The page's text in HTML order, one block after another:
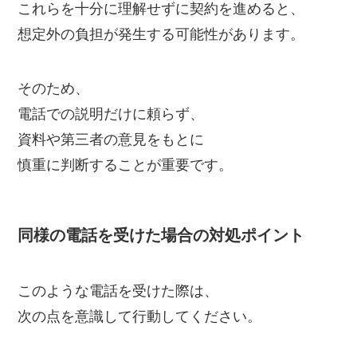
これらを十分に理解せずに契約を進めると、
想定外の負担が発生する可能性があります。
そのため、
電話での説明だけに頼らず、
資料や第三者の意見をもとに
慎重に判断することが重要です。
同様の電話を受けた場合の対処ポイント
このような電話を受けた際は、
次の点を意識して行動してください。